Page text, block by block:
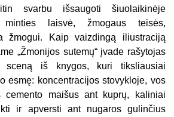
svarbu išsaugoti šiuolaikinėje
laisvė, žmogaus teisės,
žmogui. Kaip vaizdingą iliustraciją
„Žmonijos sutemų“ įvade rašytojas
sceną iš knygos, kuri tiksliausiai
esmę: koncentracijos stovykloje, vos
cemento maišus ant kuprų, kaliniai
ir apversti ant nugaros gulinčius